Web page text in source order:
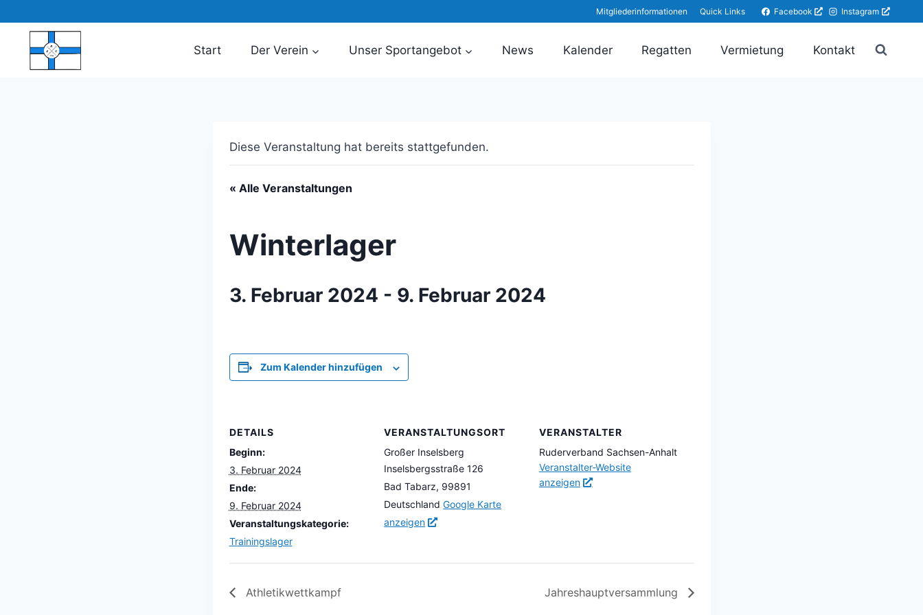
Inhalt
springen
Mitgliederinformationen Quick Links Facebook Instagram
Start Der Verein Unser Sportangebot News Kalender Regatten Vermietung Kontakt
Diese Veranstaltung hat bereits stattgefunden.
« Alle Veranstaltungen
Winterlager
3. Februar 2024 - 9. Februar 2024
Zum Kalender hinzufügen
DETAILS
Beginn:
3. Februar 2024
Ende:
9. Februar 2024
Veranstaltungskategorie:
Trainingslager
VERANSTALTUNGSORT
Großer Inselsberg
Inselsbergsstraße 126
Bad Tabarz, 99891
Deutschland Google Karte
anzeigen
VERANSTALTER
Ruderverband Sachsen-Anhalt
Veranstalter-Website
anzeigen
Athletikwettkampf Jahreshauptversammlung